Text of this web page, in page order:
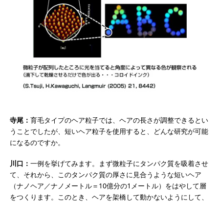
寺尾： 育毛タイプのヘア粒子では、ヘアの長さが調整できるとい
うことでしたが、短いヘア粒子を使用すると、どんな研究が可能
になるのですか。
川口： 一例を挙げてみます。まず微粒子にタンパク質を吸着させ
て、それから、このタンパク質の厚さに見合うような短いヘア
（ナノヘア／ナノメートル＝10億分の1メートル）をはやして層
をつくります。このとき、ヘアを架橋して動かないようにして、